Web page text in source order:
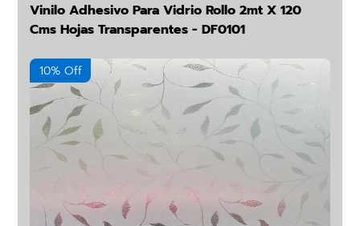
Vinilo Adhesivo Para Vidrio Rollo 2mt X 120
Cms Hojas Transparentes - DF0101
10% Off